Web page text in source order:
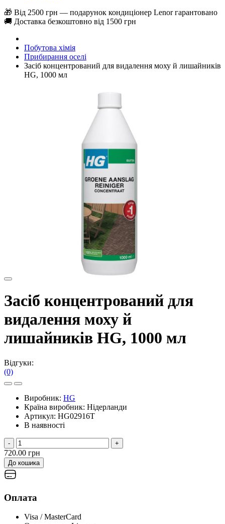
🎁 Від 2500 грн — подарунок кондиціонер Lenor гарантовано
🚚 Доставка безкоштовно від 1500 грн
Побутова хімія
Прибирання оселі
Засіб концентрований для видалення моху й лишайників
HG, 1000 мл
Засіб концентрований для
видалення моху й
лишайників HG, 1000 мл
Відгуки:
(0)
Виробник: HG
Країна виробник: Нідерланди
Артикул: HG02916T
В наявності
- +
720.00 грн
До кошика
Оплата
Visa / MasterCard